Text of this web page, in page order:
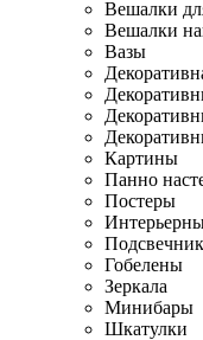
Вешалки
Вешалки
Вазы
Картины
Панно
Постеры
Гобелены
Зеркала
Минибары
Шкатулки